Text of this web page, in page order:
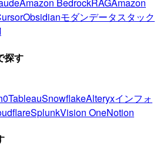
Obsidianモダンデータスタック
探す
TableauSnowflakeAlteryxインフォ
SplunkVision OneNotion